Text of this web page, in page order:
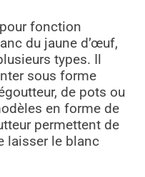
fonction
du jaune d’œuf,
types. Il
sous forme
de pots ou
en forme de
permettent de
laisser le blanc